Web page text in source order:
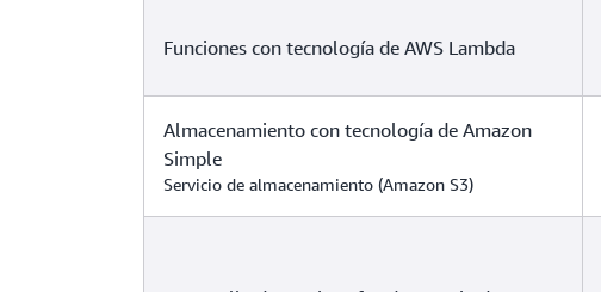
Funciones con tecnología de AWS Lambda
Almacenamiento con tecnología de Amazon
Simple
Servicio de almacenamiento (Amazon S3)